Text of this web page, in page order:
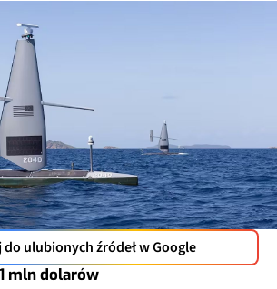
do ulubionych źródeł w Google
mln dolarów